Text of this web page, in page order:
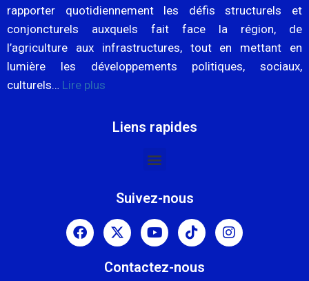
rapporter quotidiennement les défis structurels et
conjoncturels auxquels fait face la région, de
l’agriculture aux infrastructures, tout en mettant en
lumière les développements politiques, sociaux,
culturels… Lire plus
Liens rapides
Suivez-nous
Contactez-nous